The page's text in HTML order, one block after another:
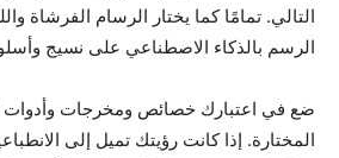
التالي. تمامًا كما يختار الرسام الفرشاة
الرسم بالذكاء الاصطناعي على نسيج
ضع في اعتبارك خصائص ومخرجات وأدوات
المختارة. إذا كانت رؤيتك تميل إلى